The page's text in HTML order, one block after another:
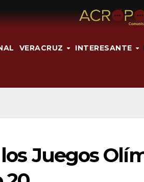
VERACRUZ INTERESANTE
Juegos